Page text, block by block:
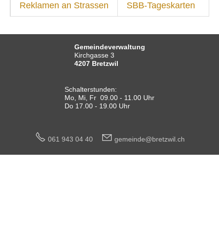
SICHERHEIT
IMMOBILIENANGEBOTE
STICHWORTVERZEICHNIS
LINKS
Reklamen an Strassen SBB-Tageskarten
Gemeindeverwaltung
Kirchgasse 3
4207 Bretzwil
Schalterstunden:
Mo, Mi, Fr 09.00 - 11.00 Uhr
Do 17.00 - 19.00 Uhr
061 943 04 40 g m nd br tzw l ch